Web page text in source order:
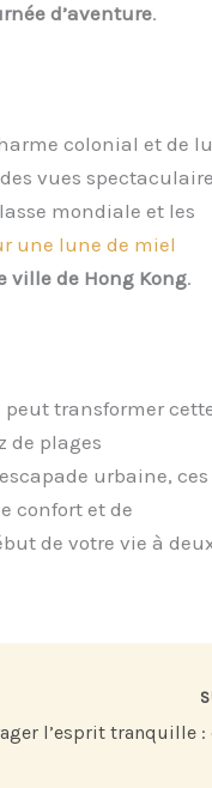
d’aventure.
colonial et de
vues
mondiale et les
une lune de miel
ville de Hong Kong.
peut transformer
de plages
urbaine, ces
confort et de
de votre vie à